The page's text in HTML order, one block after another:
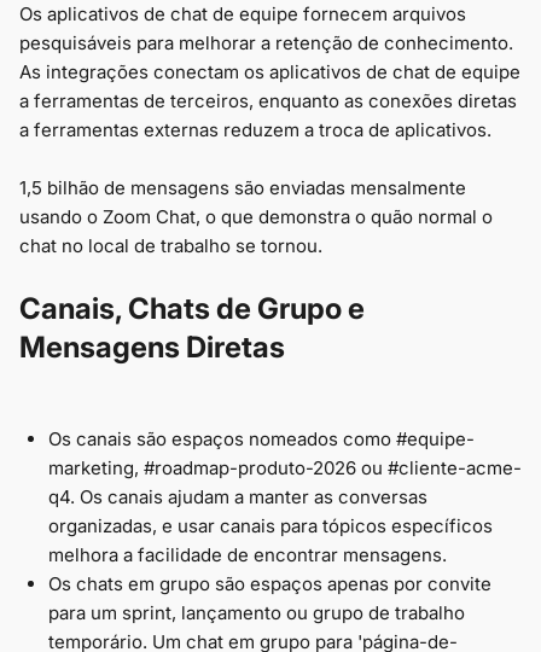
Os aplicativos de chat de equipe fornecem arquivos
pesquisáveis para melhorar a retenção de conhecimento.
As integrações conectam os aplicativos de chat de equipe
a ferramentas de terceiros, enquanto as conexões diretas
a ferramentas externas reduzem a troca de aplicativos.
1,5 bilhão de mensagens são enviadas mensalmente
usando o Zoom Chat, o que demonstra o quão normal o
chat no local de trabalho se tornou.
Canais, Chats de Grupo e
Mensagens Diretas
Os canais são espaços nomeados como #equipe-
marketing, #roadmap-produto-2026 ou #cliente-acme-
q4. Os canais ajudam a manter as conversas
organizadas, e usar canais para tópicos específicos
melhora a facilidade de encontrar mensagens.
Os chats em grupo são espaços apenas por convite
para um sprint, lançamento ou grupo de trabalho
temporário. Um chat em grupo para 'página-de-